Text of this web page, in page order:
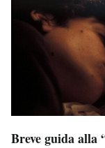
Breve guida alla